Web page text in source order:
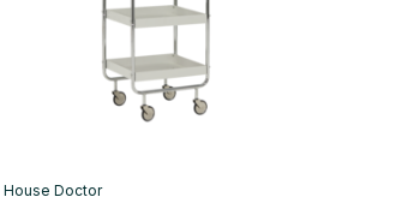
House Doctor